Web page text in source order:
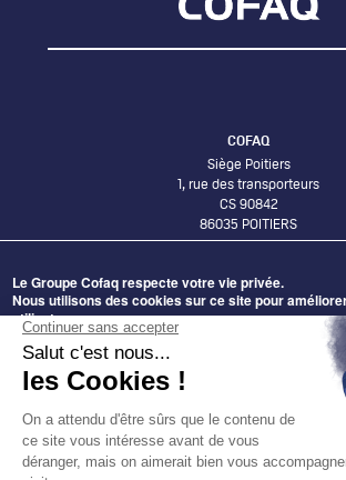
COFAQ
Siège Poitiers
1, rue des transporteurs
CS 90842
86035 POITIERS
Bureaux Lyon
58 Avenue Leclerc
ADHÉRER AU GROUPE COFAQ
DEVENIR FOURNISSEUR
DÉCOUVRIR NOS OFFRES
DÉCOUVREZ NOS
Le Groupe Cofaq respecte votre vie privée.
Nous utilisons des cookies sur ce site pour
utilisateur.
En cliquant sur le bouton Accepter, vous acceptez
Nécessaires
Statistiques
Préférences
Marketing